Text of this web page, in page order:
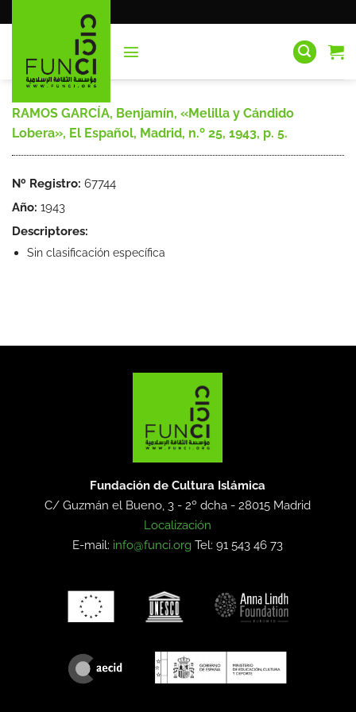
al
RAMOS GARCÍA, Benjamín, «Melilla y Cándido
Lobera», El Español, Madrid, n.º 25, 1943, p. 5.
Nº Registro: 67744
Año: 1943
Descriptores:
Sin clasificación específica
Fundación de Cultura Islámica
C/ Guzmán el Bueno, 3 - 2º dcha -28015 Madrid
Localización
E-mail: info@funci.org Tel: 91 543 46 73